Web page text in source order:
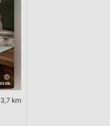
3,7 km